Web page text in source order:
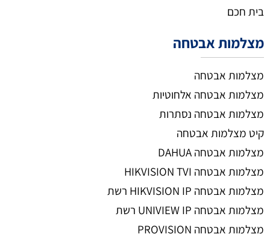
בית חכם
מצלמות אבטחה
מצלמות אבטחה
מצלמות אבטחה אלחוטיות
מצלמות אבטחה נסתרות
קיט מצלמות אבטחה
מצלמות אבטחה DAHUA
מצלמות אבטחה HIKVISION TVI
מצלמות אבטחה HIKVISION IP רשת
מצלמות אבטחה UNIVIEW IP רשת
מצלמות אבטחה PROVISION